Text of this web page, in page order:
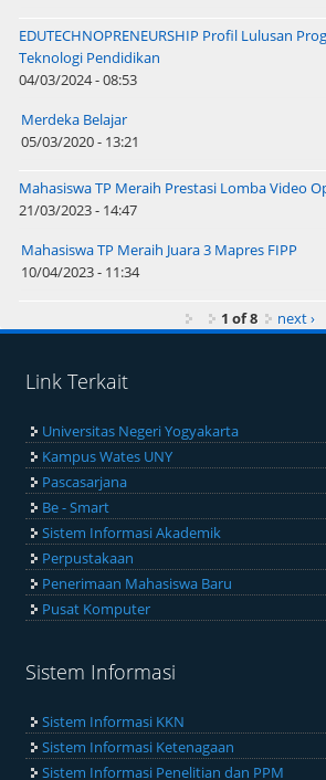
EDUTECHNOPRENEURSHIP Profil Lulusan
Teknologi Pendidikan
04/03/2024 - 08:53
Merdeka Belajar
05/03/2020 - 13:21
Mahasiswa TP Meraih Prestasi Lomba Video
21/03/2023 - 14:47
Mahasiswa TP Meraih Juara 3 Mapres FIPP
10/04/2023 - 11:34
1 of 8 next ›
Link Terkait
Universitas Negeri Yogyakarta
Kampus Wates UNY
Pascasarjana
Be - Smart
Sistem Informasi Akademik
Perpustakaan
Penerimaan Mahasiswa Baru
Pusat Komputer
Sistem Informasi
Sistem Informasi KKN
Sistem Informasi Ketenagaan
Sistem Informasi Penelitian dan PPM